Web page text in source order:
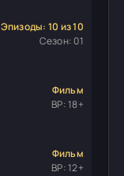
Эпизоды: 10 из 10
Сезон: 01
Фильм
ВР: 18+
Фильм
ВР: 12+